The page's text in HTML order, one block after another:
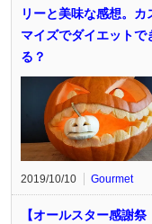
リーと美味な感想。カ
マイズでダイエットで
る？
2019/10/10 Gourmet
【オールスター感謝祭